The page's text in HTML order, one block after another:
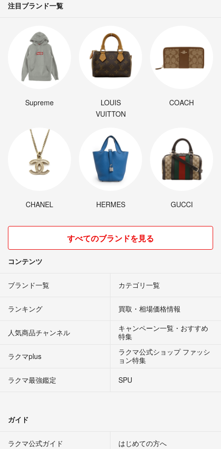
注目ブランド一覧
Supreme
LOUIS
VUITTON
COACH
CHANEL HERMES GUCCI
すべてのブランドを見る
コンテンツ
ブランド一覧 カテゴリ一覧
ランキング 買取・相場価格情報
人気商品チャンネル
キャンペーン一覧・おすすめ
特集
ラクマplus
ラクマ公式ショップ ファッシ
ョン特集
ラクマ最強鑑定
SPU
ガイド
ラクマ公式ガイド はじめての方へ